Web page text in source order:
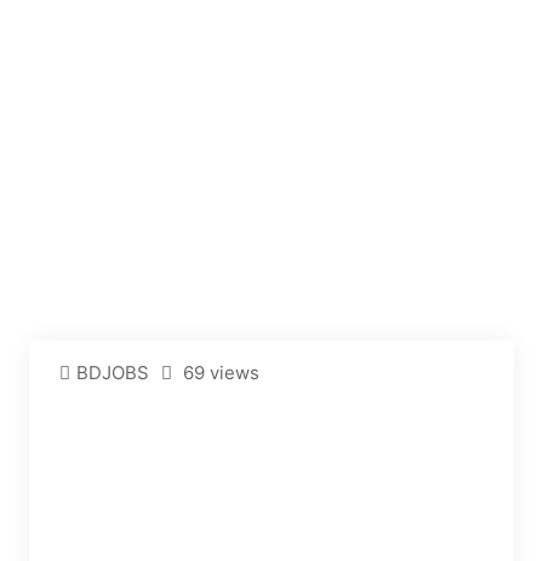
BDJOBS 69 views